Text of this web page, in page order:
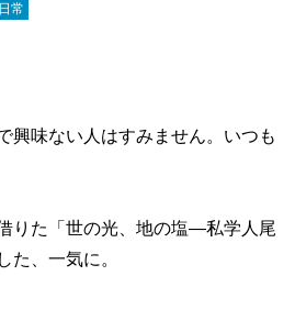
日常
興味ない人はすみません。いつも
りた「世の光、地の塩―私学人尾
た、一気に。